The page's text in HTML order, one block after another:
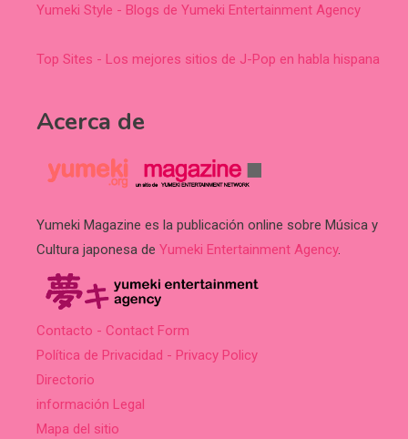
Yumeki Style - Blogs de Yumeki Entertainment Agency
Top Sites - Los mejores sitios de J-Pop en habla hispana
Acerca de
Yumeki Magazine es la publicación online sobre Música y
Cultura japonesa de Yumeki Entertainment Agency.
Contacto - Contact Form
Política de Privacidad - Privacy Policy
Directorio
información Legal
Mapa del sitio